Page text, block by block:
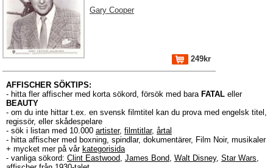
Gary Cooper
249kr
AFFISCHER SÖKTIPS:
- hitta fler affischer med korta sökord, försök med bara FATAL eller
BEAUTY
- om du inte hittar t.ex. en svensk filmtitel kan du prova med engelsk titel,
regissör, eller skådespelare
- sök i listan med 10.000 artister, filmtitlar, årtal
- hitta affischer med boxning, spindlar, dokumentärer, Film Noir, musikaler
+ mycket mer på vår kategorisida
- vanliga sökord: Clint Eastwood, James Bond, Walt Disney, Star Wars,